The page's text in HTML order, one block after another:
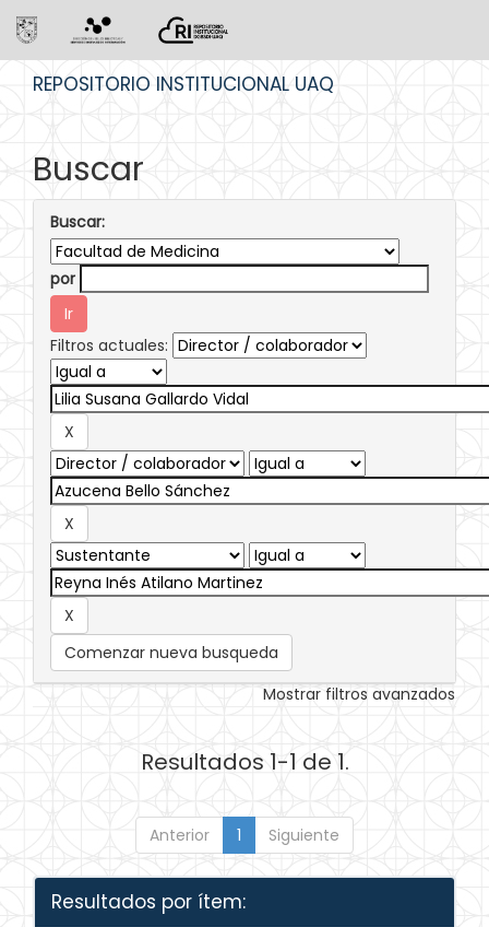
REPOSITORIO INSTITUCIONAL UAQ
Buscar
Buscar:
por
Filtros actuales:
Comenzar nueva busqueda
Mostrar filtros avanzados
Resultados 1-1 de 1.
Anterior 1 Siguiente
Resultados por ítem: